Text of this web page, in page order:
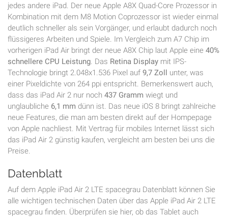
jedes andere iPad. Der neue Apple A8X Quad-Core Prozessor in
Kombination mit dem M8 Motion Coprozessor ist wieder einmal
deutlich schneller als sein Vorgänger, und erlaubt dadurch noch
flüssigeres Arbeiten und Spiele. Im Vergleich zum A7 Chip im
vorherigen iPad Air bringt der neue A8X Chip laut Apple eine 40%
schnellere CPU Leistung. Das Retina Display mit IPS-
Technologie bringt 2.048x1.536 Pixel auf 9,7 Zoll unter, was
einer Pixeldichte von 264 ppi entspricht. Bemerkenswert auch,
dass das iPad Air 2 nur noch 437 Gramm wiegt und
unglaubliche 6,1 mm dünn ist. Das neue iOS 8 bringt zahlreiche
neue Features, die man am besten direkt auf der Hompepage
von Apple nachliest. Mit Vertrag für mobiles Internet lässt sich
das iPad Air 2 günstig kaufen, vergleicht am besten bei uns die
Preise.
Datenblatt
Auf dem Apple iPad Air 2 LTE spacegrau Datenblatt können Sie
alle wichtigen technischen Daten über das Apple iPad Air 2 LTE
spacegrau finden. Überprüfen sie hier, ob das Tablet auch